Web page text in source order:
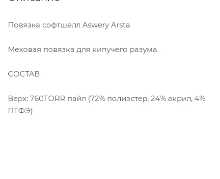
Повязка софтшелл Aswery Arsta
Меховая повязка для кипучего разума.
СОСТАВ
Верх: 760TORR пайл (72% полиэстер, 24% акрил, 4%
ПТФЭ)